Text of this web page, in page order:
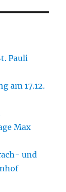
Pauli
am 17.12.
Max
und